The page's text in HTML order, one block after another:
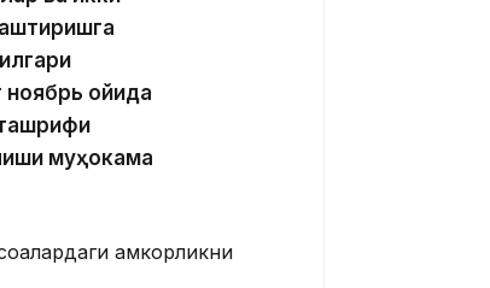
ноябрь ойида
муҳокама
ҳамкорликни